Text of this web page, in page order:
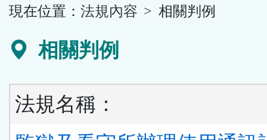
區
現在位置： 法規內容 相關判例
相關判例
法規名稱：